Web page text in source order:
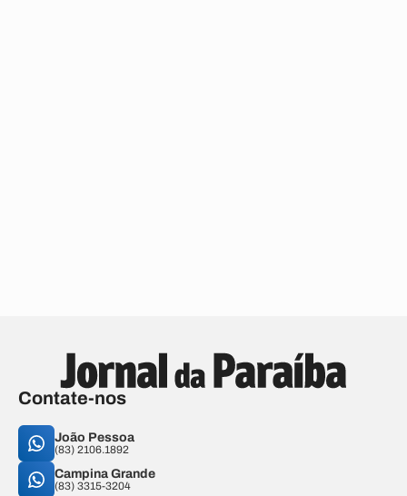
Contate-nos
João Pessoa
(83) 2106.1892
Campina Grande
(83) 3315-3204